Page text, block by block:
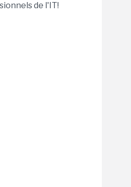
de l'IT!